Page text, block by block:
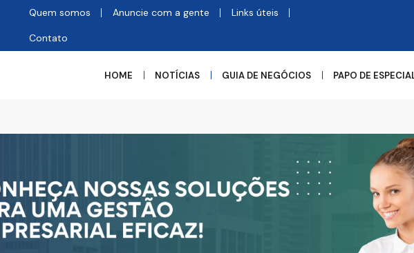
Quem somos Anuncie com a gente Links úteis
Contato
HOME NOTÍCIAS GUIA DE NEGÓCIOS PAPO DE